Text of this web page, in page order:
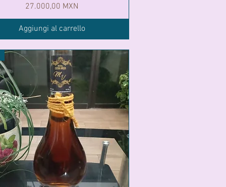
Prezzo
27.000,00 MXN
Aggiungi al carrello